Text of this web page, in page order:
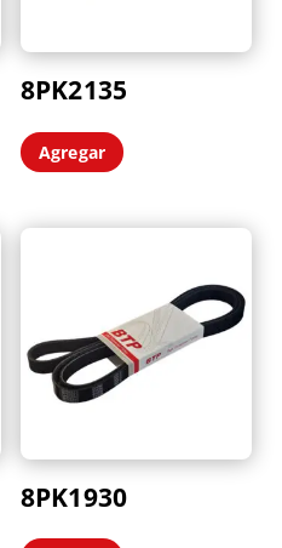
8PK2135
Agregar
8PK1930